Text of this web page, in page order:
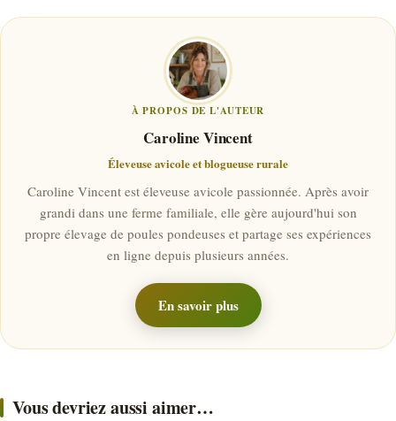
À PROPOS DE L'AUTEUR
Caroline Vincent
Éleveuse avicole et blogueuse rurale
Caroline Vincent est éleveuse avicole passionnée. Après avoir
grandi dans une ferme familiale, elle gère aujourd'hui son
propre élevage de poules pondeuses et partage ses expériences
en ligne depuis plusieurs années.
En savoir plus
Vous devriez aussi aimer…